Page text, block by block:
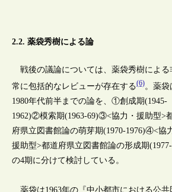
2.2. 薬袋秀樹による論
戦後の議論については、薬袋秀樹による
常に包括的なレビューが存在する(6)。薬袋
1980年代前半までの論を、①創成期(1945-
1962)②模索期(1963-69)③<協力・援助型>
府県立図書館論の萌芽期(1970-1976)④<協
援助型>都道府県立図書館論の形成期
の4期に分けて検討している。
薬袋は1963年の『中小都市における公共